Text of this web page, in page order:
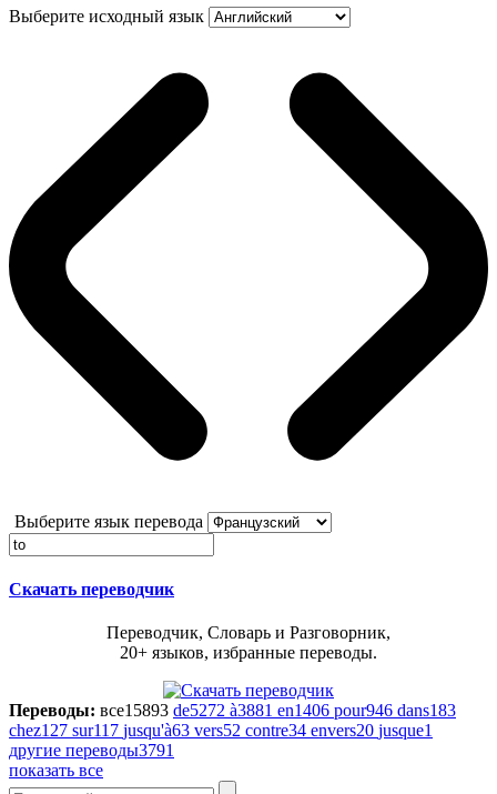
Выберите исходный язык
Выберите язык перевода
Скачать переводчик
Переводчик, Словарь и Разговорник,
20+ языков, избранные переводы.
Переводы: все15893 de5272 à3881 en1406 pour946 dans183
chez127 sur117 jusqu'à63 vers52 contre34 envers20 jusque1
другие переводы3791
показать все